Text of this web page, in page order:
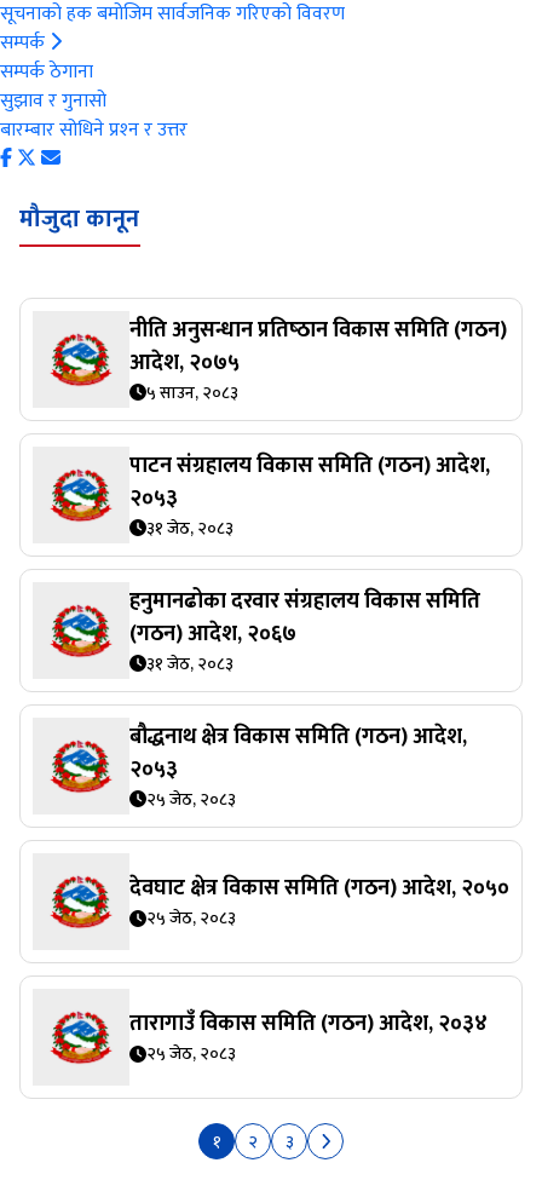
सूचनाको हक बमोजिम सार्वजनिक गरिएको विवरण
सम्पर्क
सम्पर्क ठेगाना
सुझाव र गुनासो
बारम्बार सोधिने प्रश्‍न र उत्तर
मौजुदा कानून
नीति अनुसन्धान प्रतिष्‍ठान विकास समिति (गठन)
आदेश, २०७५
५ साउन, २०८३
पाटन संग्रहालय विकास समिति (गठन) आदेश,
२०५३
३१ जेठ, २०८३
हनुमानढोका दरवार संग्रहालय विकास समिति
(गठन) आदेश, २०६७
३१ जेठ, २०८३
बौद्धनाथ क्षेत्र विकास समिति (गठन) आदेश,
२०५३
२५ जेठ, २०८३
देवघाट क्षेत्र विकास समिति (गठन) आदेश, २०५०
२५ जेठ, २०८३
तारागाउँ विकास समिति (गठन) आदेश, २०३४
२५ जेठ, २०८३
१ २ ३